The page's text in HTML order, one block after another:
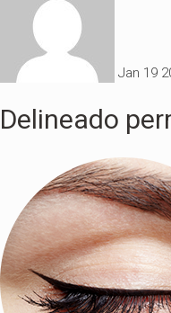
Jan 19
Delineado